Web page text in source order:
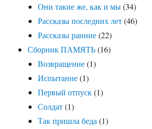
Они такие же, как и мы(34)
Рассказы последних лет(46)
Рассказы ранние(22)
Сборник ПАМЯТЬ(16)
Возвращение(1)
Испытание(1)
Первый отпуск(1)
Солдат(1)
Так пришла беда (1)